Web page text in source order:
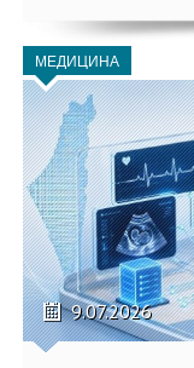
МЕДИЦИНА
9.07.2026